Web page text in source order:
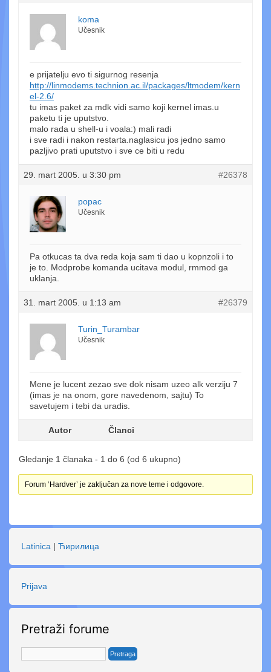
koma
Učesnik
e prijatelju evo ti sigurnog resenja
http://linmodems.technion.ac.il/packages/ltmodem/kern
el-2.6/
tu imas paket za mdk vidi samo koji kernel imas.u
paketu ti je uputstvo.
malo rada u shell-u i voala:) mali radi
i sve radi i nakon restarta.naglasicu jos jedno samo
pazljivo prati uputstvo i sve ce biti u redu
29. mart 2005. u 3:30 pm #26378
popac
Učesnik
Pa otkucas ta dva reda koja sam ti dao u kopnzoli i to
je to. Modprobe komanda ucitava modul, rmmod ga
uklanja.
31. mart 2005. u 1:13 am #26379
Turin_Turambar
Učesnik
Mene je lucent zezao sve dok nisam uzeo alk verziju 7
(imas je na onom, gore navedenom, sajtu) To
savetujem i tebi da uradis.
Autor Članci
Gledanje 1 članaka - 1 do 6 (od 6 ukupno)
Forum ‘Hardver’ je zaključan za nove teme i odgovore.
Latinica | Ћирилица
Prijava
Pretraži forume